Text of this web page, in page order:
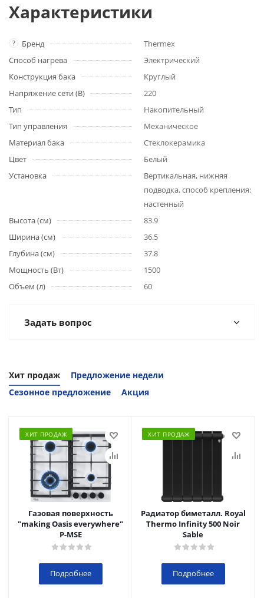
Характеристики
? Бренд
Thermex
Способ нагрева
Электрический
Конструкция бака
Круглый
Напряжение сети (В)
220
Тип
Накопительный
Тип управления
Механическое
Материал бака
Стеклокерамика
Цвет
Белый
Установка
Вертикальная, нижняя
подводка, способ крепления:
настенный
Высота (см)
83.9
Ширина (см)
36.5
Глубина (см)
37.8
Мощность (Вт)
1500
Объем (л)
60
Задать вопрос
Хит продаж
Предложение недели
Сезонное предложение
Акция
ХИТ ПРОДАЖ
Газовая поверхность
"making Oasis everywhere"
P-MSE
Подробнее
ХИТ ПРОДАЖ
Радиатор биметалл. Royal
Thermo Infinity 500 Noir
Sable
Подробнее